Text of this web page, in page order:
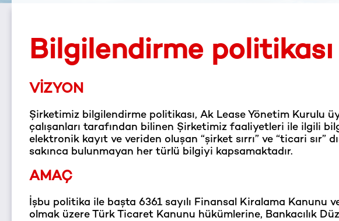
Bilgilendirme politikası
VİZYON
Şirketimiz bilgilendirme politikası, Ak Lease Yönetim Kurulu
çalışanları tarafından bilinen Şirketimiz faaliyetleri ile ilgili
elektronik kayıt ve veriden oluşan “şirket sırrı” ve “ticari sır”
sakınca bulunmayan her türlü bilgiyi kapsamaktadır.
AMAÇ
İşbu politika ile başta 6361 sayılı Finansal Kiralama Kanunu
olmak üzere Türk Ticaret Kanunu hükümlerine, Bankacılık